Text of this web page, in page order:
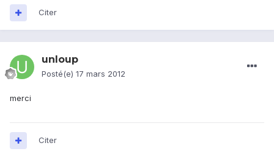
Citer
unloup
Posté(e) 17 mars 2012
merci
Citer